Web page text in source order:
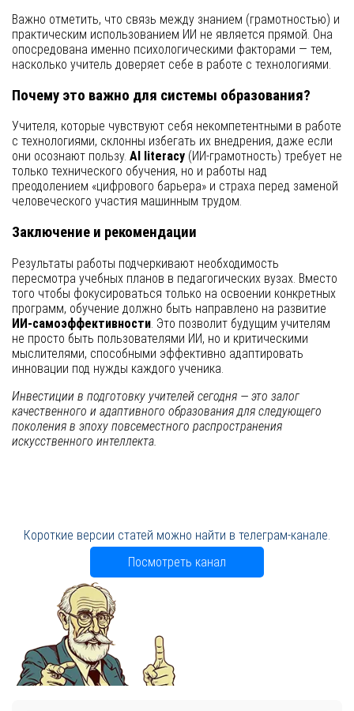
Важно отметить, что связь между знанием (грамотностью) и
практическим использованием ИИ не является прямой. Она
опосредована именно психологическими факторами — тем,
насколько учитель доверяет себе в работе с технологиями.
Почему это важно для системы образования?
Учителя, которые чувствуют себя некомпетентными в работе
с технологиями, склонны избегать их внедрения, даже если
они осознают пользу. AI literacy (ИИ-грамотность) требует не
только технического обучения, но и работы над
преодолением «цифрового барьера» и страха перед заменой
человеческого участия машинным трудом.
Заключение и рекомендации
Результаты работы подчеркивают необходимость
пересмотра учебных планов в педагогических вузах. Вместо
того чтобы фокусироваться только на освоении конкретных
программ, обучение должно быть направлено на развитие
ИИ-самоэффективности . Это позволит будущим учителям
не просто быть пользователями ИИ, но и критическими
мыслителями, способными эффективно адаптировать
инновации под нужды каждого ученика.
Инвестиции в подготовку учителей сегодня — это залог
качественного и адаптивного образования для следующего
поколения в эпоху повсеместного распространения
искусственного интеллекта.
Короткие версии статей можно найти в телеграм-канале.
Посмотреть канал